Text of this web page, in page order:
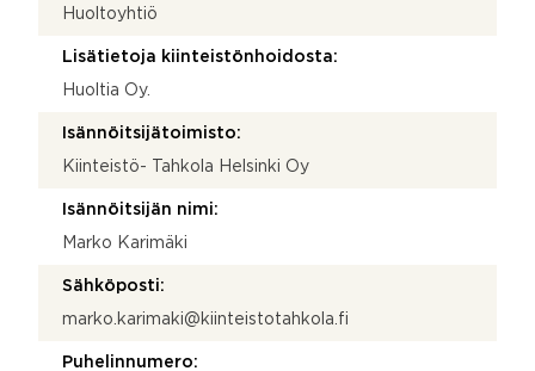
Huoltoyhtiö
Lisätietoja kiinteistönhoidosta:
Huoltia Oy.
Isännöitsijätoimisto:
Kiinteistö- Tahkola Helsinki Oy
Isännöitsijän nimi:
Marko Karimäki
Sähköposti:
marko.karimaki@kiinteistotahkola.fi
Puhelinnumero: